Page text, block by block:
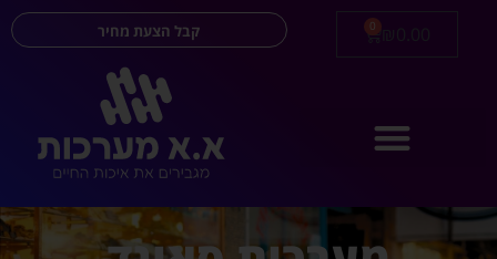
קבל הצעת מחיר 0